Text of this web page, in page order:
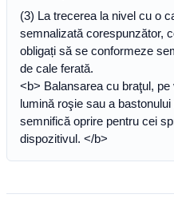
(3) La trecerea la nivel cu o
semnalizată corespunzător,
obligați să se conformeze
de cale ferată.
<b> Balansarea cu braţul,
lumină roşie sau a
semnifică oprire pentru cei
dispozitivul. </b>